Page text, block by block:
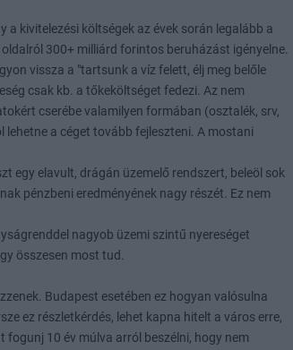
a kivitelezési költségek az évek során legalább a
300+ milliárd forintos beruházást igényelne.
vissza a "tartsunk a víz felett, élj meg belőle
csak kb. a tőkeköltséget fedezi. Az nem
cserébe valamilyen formában (osztalék, srv,
a céget tovább fejleszteni. A mostani
egy elavult, drágán üzemelő rendszert, beleöl sok
pénzbeni eredményének nagy részét. Ez nem
nagyob üzemi szintű nyereséget
összesen most tud.
Budapest esetében ez hogyan valósulna
ez részletkérdés, lehet kapna hitelt a város erre,
fogunj 10 év múlva arról beszélni, hogy nem